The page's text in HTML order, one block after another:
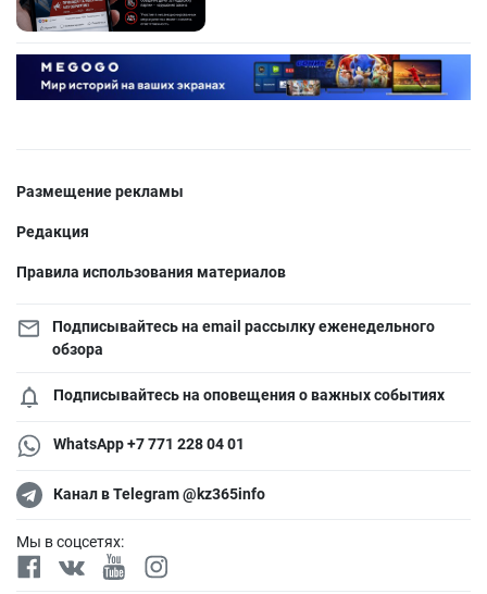
Размещение рекламы
Редакция
Правила использования материалов
Подписывайтесь на email рассылку еженедельного
обзора
Подписывайтесь на оповещения о важных событиях
WhatsApp +7 771 228 04 01
Канал в Telegram @kz365info
Мы в соцсетях: